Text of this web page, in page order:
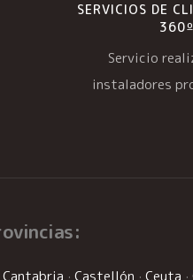
SERVICIOS DE
360º
Servicio
instaladores
Cantabria · Castellón · Ceuta ·